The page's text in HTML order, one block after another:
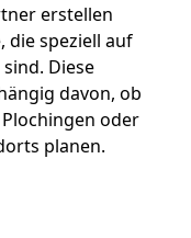
erstellen
die speziell auf
Diese
davon, ob
oder
planen.